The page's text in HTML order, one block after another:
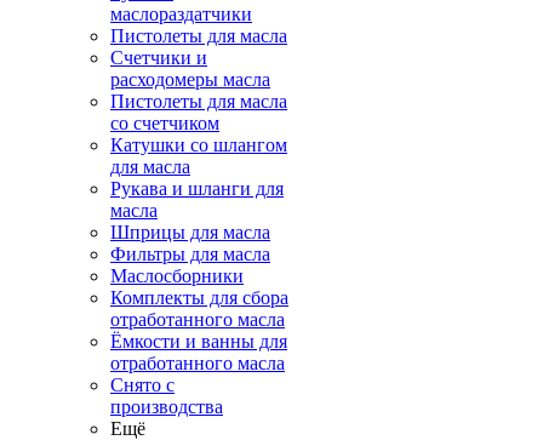
маслораздатчики
Пистолеты для масла
Счетчики и
расходомеры масла
Пистолеты для масла
со счетчиком
Катушки со шлангом
для масла
Рукава и шланги для
масла
Шприцы для масла
Фильтры для масла
Маслосборники
Комплекты для сбора
отработанного масла
Ёмкости и ванны для
отработанного масла
Снято с
производства
Ещё